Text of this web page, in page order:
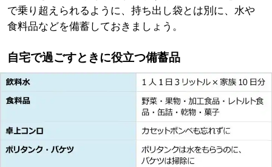
で乗り超えられるように、持ち出し袋とは別に、水や
食料品などを備蓄しておきましょう。
自宅で過ごすときに役立つ備蓄品